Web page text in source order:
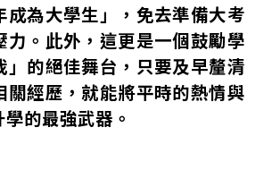
成為大學生」，免去準備大考
力。此外，這更是一個鼓勵學
」的絕佳舞台，只要及早釐清
關經歷，就能將平時的熱情與
的最強武器。